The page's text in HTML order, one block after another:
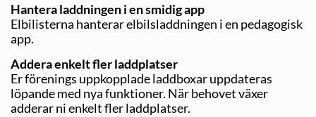
Hantera laddningen i en smidig app
Elbilisterna hanterar elbilsladdningen i en pedagogisk
app.
Addera enkelt fler laddplatser
Er förenings uppkopplade laddboxar uppdateras
löpande med nya funktioner. När behovet växer
adderar ni enkelt fler laddplatser.